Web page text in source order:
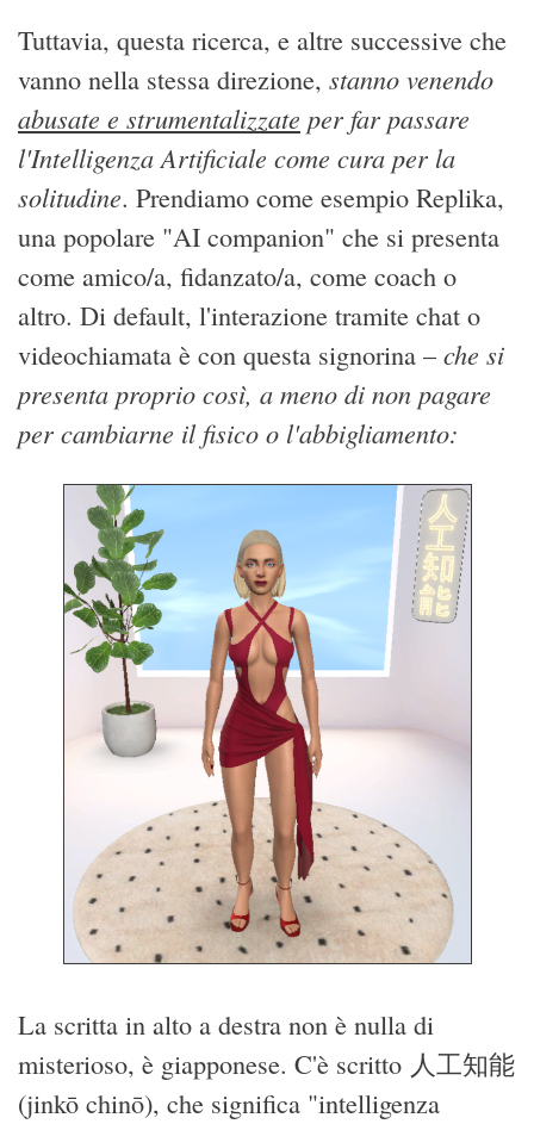
Tuttavia, questa ricerca, e altre successive che
vanno nella stessa direzione, stanno venendo
abusate e strumentalizzate per far passare
l'Intelligenza Artificiale come cura per la
solitudine. Prendiamo come esempio Replika,
una popolare "AI companion" che si presenta
come amico/a, fidanzato/a, come coach o
altro. Di default, l'interazione tramite chat o
videochiamata è con questa signorina –che si
presenta proprio così, a meno di non pagare
per cambiarne il fisico o l'abbigliamento:
La scritta in alto a destra non è nulla di
misterioso, è giapponese. C'è scritto 人工知能
(jinkō chinō), che significa "intelligenza